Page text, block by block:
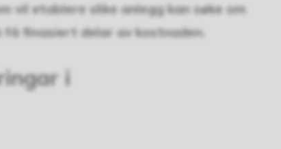
vil etablere slike anlegg kan søke om
få finasiert delar av kostnaden.
i